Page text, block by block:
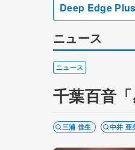
Deep Edge
ニュース
ニュース
千葉百音
三浦 佳生 中井 亜